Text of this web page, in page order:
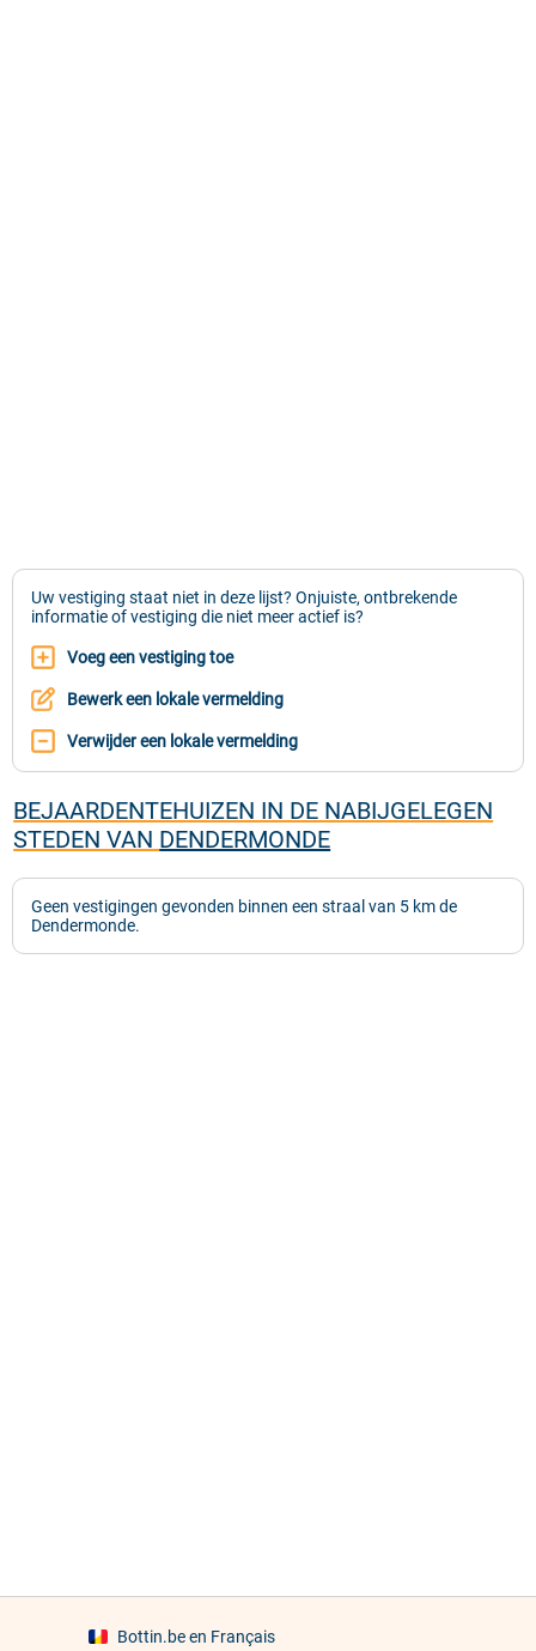
Uw vestiging staat niet in deze lijst? Onjuiste, ontbrekende
informatie of vestiging die niet meer actief is?
Voeg een vestiging toe
Bewerk een lokale vermelding
Verwijder een lokale vermelding
BEJAARDENTEHUIZEN IN DE NABIJGELEGEN
STEDEN VAN DENDERMONDE
Geen vestigingen gevonden binnen een straal van 5 km de
Dendermonde.
Bottin.be en Français